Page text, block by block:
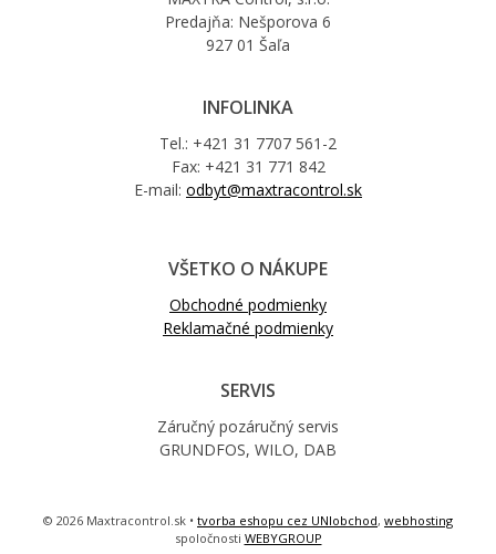
Predajňa: Nešporova 6
927 01 Šaľa
INFOLINKA
Tel.: +421 31 7707 561-2
Fax: +421 31 771 842
E-mail: odbyt@maxtracontrol.sk
VŠETKO O NÁKUPE
Obchodné podmienky
Reklamačné podmienky
SERVIS
Záručný pozáručný servis
GRUNDFOS, WILO, DAB
© 2026 Maxtracontrol.sk • tvorba eshopu cez UNIobchod, webhosting
spoločnosti WEBYGROUP